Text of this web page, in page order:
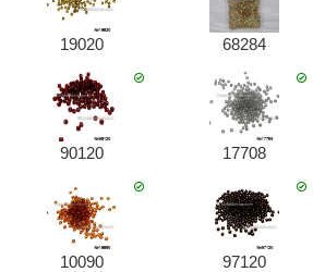
19020 68284
90120 17708
10090 97120